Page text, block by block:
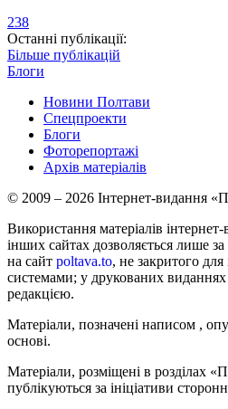
238
Останні публікації:
Більше публікацій
Блоги
Новини Полтави
Спецпроекти
Блоги
Фоторепортажі
Архів матеріалів
© 2009 – 2026 Інтернет-видання
Використання матеріалів
інших сайтах дозволяється лише
на сайт poltava.to, не закритого
системами; у друкованих
редакцією.
Матеріали, позначені написом ,
основі.
Матеріали, розміщені в розділах
публікуються за ініціативи